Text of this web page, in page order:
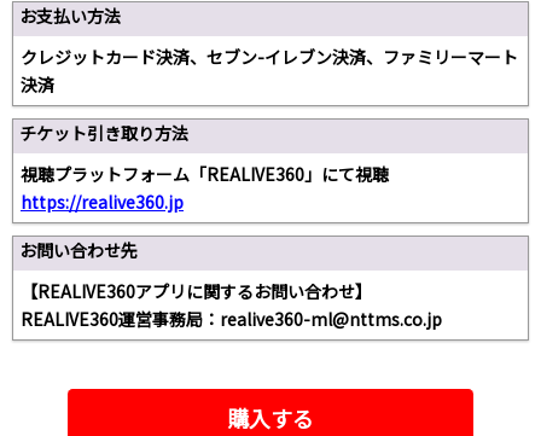
お支払い方法
クレジットカード決済、セブン-イレブン決済、ファミリーマート
決済
チケット引き取り方法
視聴プラットフォーム「REALIVE360」にて視聴
https://realive360.jp
お問い合わせ先
【REALIVE360アプリに関するお問い合わせ】
REALIVE360運営事務局：realive360-ml@nttms.co.jp
購入する